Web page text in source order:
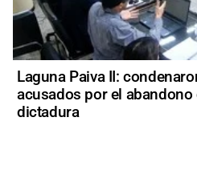
Laguna Paiva II:
acusados por el
dictadura